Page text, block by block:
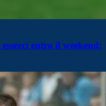
entro il weekend: